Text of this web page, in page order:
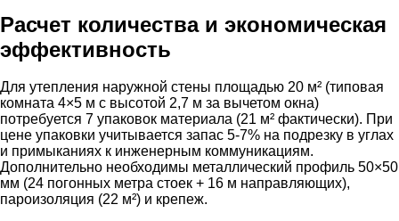
Расчет количества и экономическая
эффективность
Для утепления наружной стены площадью 20 м² (типовая
комната 4×5 м с высотой 2,7 м за вычетом окна)
потребуется 7 упаковок материала (21 м² фактически). При
цене упаковки учитывается запас 5-7% на подрезку в углах
и примыканиях к инженерным коммуникациям.
Дополнительно необходимы металлический профиль 50×50
мм (24 погонных метра стоек + 16 м направляющих),
пароизоляция (22 м²) и крепеж.